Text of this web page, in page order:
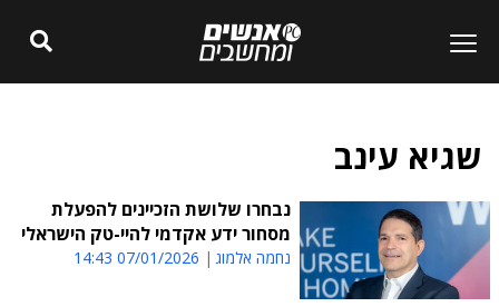
שגיא עינב
נבחרו שלושת הזכיינים להפעלת
מסחור ידע אקדמי להיי-טק הישראלי
נחמה אלמוג 07/01/2026 14:43